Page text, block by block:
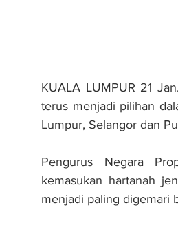
KUALA LUMPUR 21
terus menjadi pilihan
Lumpur, Selangor dan
Pengurus Negara
kemasukan hartanah
menjadi paling digemari